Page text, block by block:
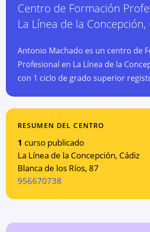
Centro de Formación
La Línea de la Concepción,
Antonio Machado es un centro de
Profesional en La Línea de la
con 1 ciclo de grado superior
RESUMEN DEL CENTRO
1 curso publicado
La Línea de la Concepción, Cádiz
Blanca de los Ríos, 87
956670738